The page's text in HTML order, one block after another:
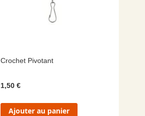
Crochet Pivotant
1,50 €
Ajouter au panier